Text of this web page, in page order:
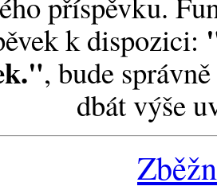
k dispozici:
, bude
dbát výše